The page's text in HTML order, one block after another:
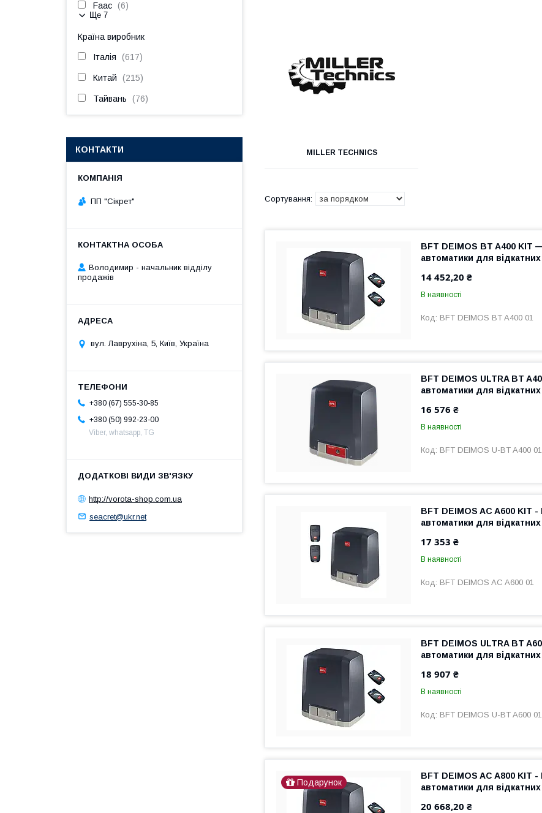
MILLER TECHNICS
BFT DEIMOS BT A400 KIT
автоматики для відкатних
14 452,20 ₴
В наявності
BFT DEIMOS BT A400 01
BFT DEIMOS ULTRA BT
автоматики для відкатних
16 576 ₴
В наявності
BFT DEIMOS U-BT A400 01
BFT DEIMOS AC A600 KIT
автоматики для відкатних
17 353 ₴
В наявності
BFT DEIMOS AC A600 01
BFT DEIMOS ULTRA BT
автоматики для відкатних
18 907 ₴
В наявності
BFT DEIMOS U-BT A600 01
Подарунок
BFT DEIMOS AC A800 KIT
автоматики для відкатних
20 668,20 ₴
Faac 6
Ще 7
Країна виробник
Італія 617
Китай 215
Тайвань 76
КОНТАКТИ
ПП "Сікрет"
Володимир - начальник відділу
продажів
вул. Лаврухіна, 5, Київ, Україна
+380 (67) 555-30-85
+380 (50) 992-23-00
Viber, whatsapp, TG
http://vorota-shop.com.ua
seacret@ukr.net